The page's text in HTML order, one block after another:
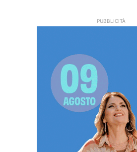
PUBBLICITÀ